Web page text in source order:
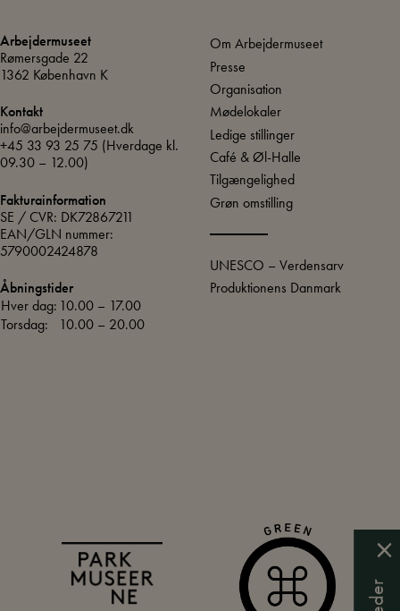
Arbejdermuseet
Rømersgade 22
1362 København K
Kontakt
info@arbejdermuseet.dk
+45 33 93 25 75 (Hverdage kl.
09.30 – 12.00)
Fakturainformation
SE / CVR: DK72867211
EAN/GLN nummer:
5790002424878
Åbningstider
Hver dag: 10.00 – 17.00
Torsdag:
10.00 – 20.00
Om Arbejdermuseet
Presse
Organisation
Mødelokaler
Ledige stillinger
Café & Øl-Halle
Tilgængelighed
Grøn omstilling
UNESCO – Verdensarv
Produktionens Danmark